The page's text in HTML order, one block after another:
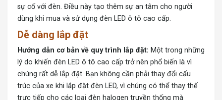
sự cố với đèn. Điều này tạo thêm sự an tâm cho người
dùng khi mua và sử dụng đèn LED ô tô cao cấp.
Dễ dàng lắp đặt
Hướng dẫn cơ bản về quy trình lắp đặt: Một trong những
lý do khiến đèn LED ô tô cao cấp trở nên phổ biến là vì
chúng rất dễ lắp đặt. Bạn không cần phải thay đổi cấu
trúc của xe khi lắp đặt đèn LED, vì chúng có thể thay thế
trực tiếp cho các loại đèn halogen truyền thống mà